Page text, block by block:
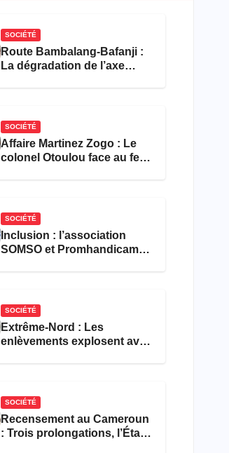
SOCIÉTÉ
Route Bambalang-Bafanji :
La dégradation de l’axe
SOCIÉTÉ
Affaire Martinez Zogo : Le
colonel Otoulou face au feu
SOCIÉTÉ
Inclusion : l’association
SOMSO et Promhandicam
SOCIÉTÉ
Extrême-Nord : Les
enlèvements explosent avec
SOCIÉTÉ
Recensement au Cameroun
: Trois prolongations, l’État